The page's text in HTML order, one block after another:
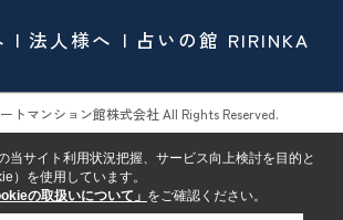
法人様へ 占いの館 RIRINKA
トマンション館株式会社 All Rights Reserved.
当サイト利用状況把握、サービス向上検討を目的と
）を使用しています。
の取扱いについて」 をご確認ください。